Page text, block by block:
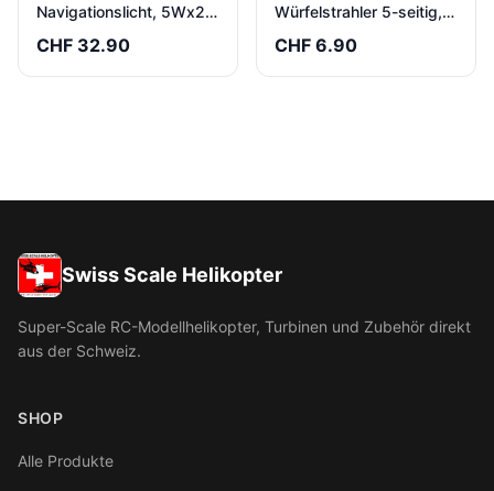
Navigationslicht, 5Wx2,
CHF 32.90
Würfelstrahler 5-seitig,
CHF 6.90
Swiss Scale Helikopter
Super-Scale RC-Modellhelikopter, Turbinen und Zubehör direkt
aus der Schweiz.
SHOP
Alle Produkte